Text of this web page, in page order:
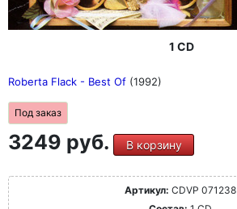
1 CD
Roberta Flack - Best Of (1992)
Под заказ
3249 руб. В корзину
Артикул: CDVP 071238